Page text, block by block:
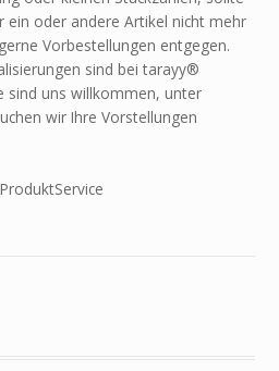
ein oder andere Artikel nicht mehr
Vorbestellungen entgegen.
sind bei tarayy®
sind uns willkommen, unter
wir Ihre Vorstellungen